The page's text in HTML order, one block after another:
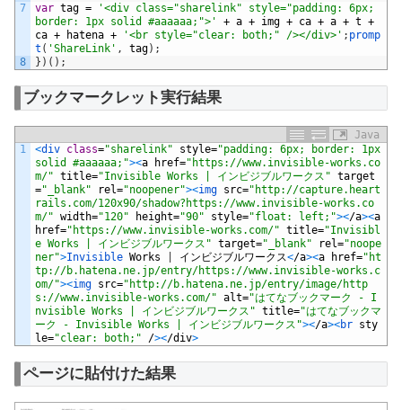
7
8
var tag =
'<div class="sharelink" style="padding: 6px;
border: 1px solid #aaaaaa;">'
+ a + img + ca + a + t +
ca + hatena + '<br style="clear: both;" /></div>' ; promp
t ( 'ShareLink' , tag) ;
} ) ( ) ;
ブックマークレット実行結果
Java
1
<div class="sharelink" style="padding: 6px; border: 1px
solid #aaaaaa;"><a href="https://www.invisible-works.co
m/" title="Invisible Works | インビジブルワークス" target
="_blank" rel="noopener"><img src="http://capture.heart
rails.com/120x90/shadow?https://www.invisible-works.co
m/" width="120" height="90" style="float: left;"></a><a
href="https://www.invisible-works.com/" title="Invisibl
e Works | インビジブルワークス" target="_blank" rel="noope
ner">Invisible Works インビジブルワークス</a><a href="ht
tp://b.hatena.ne.jp/entry/https://www.invisible-works.c
om/"><img src="http://b.hatena.ne.jp/entry/image/http
s://www.invisible-works.com/" alt="はてなブックマーク - I
nvisible Works | インビジブルワークス" title="はてなブックマ
ーク - Invisible Works | インビジブルワークス"></a><br sty
le="clear: both;" /></div>
ページに貼付けた結果